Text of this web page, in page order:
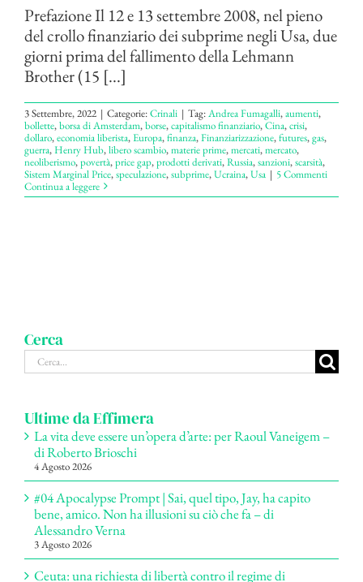
Prefazione Il 12 e 13 settembre 2008, nel pieno
del crollo finanziario dei subprime negli Usa, due
giorni prima del fallimento della Lehmann
Brother (15 [...]
3 Settembre, 2022 | Categorie:Crinali | Tag:Andrea Fumagalli,aumenti,
bollette,borsa di Amsterdam,borse,capitalismo finanziario,Cina,crisi,
dollaro,economia liberista,Europa,finanza,Finanziarizzazione,futures,gas,
guerra,Henry Hub,libero scambio,materie prime,mercati,mercato,
neoliberismo,povertà,price gap,prodotti derivati,Russia,sanzioni,scarsità,
Sistem Marginal Price,speculazione,subprime,Ucraina,Usa | 5 Commenti
Continua a leggere
Cerca
Cerca
per:
Ultime da Effimera
La vita deve essere un’opera d’arte: per Raoul Vaneigem –
di Roberto Brioschi
4 Agosto 2026
#04 Apocalypse Prompt | Sai, quel tipo, Jay, ha capito
bene, amico. Non ha illusioni su ciò che fa – di
Alessandro Verna
3 Agosto 2026
Ceuta: una richiesta di libertà contro il regime di